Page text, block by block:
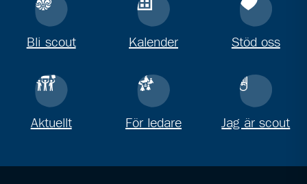
Bli scout Kalender Stöd oss
Aktuellt För ledare Jag är scout